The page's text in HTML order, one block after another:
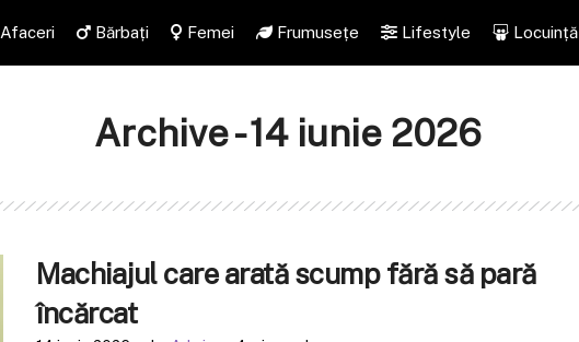
Afaceri Bărbați Femei Frumusețe Lifestyle Locuință
Archive - 14 iunie 2026
Machiajul care arată scump fără să pară
încărcat